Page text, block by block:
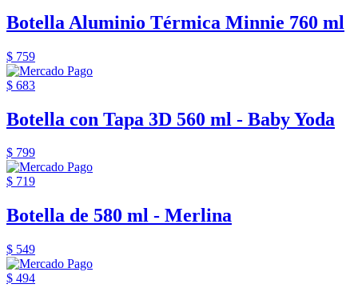
Botella Aluminio Térmica Minnie 760 ml
$ 759
$ 683
Botella con Tapa 3D 560 ml - Baby Yoda
$ 799
$ 719
Botella de 580 ml - Merlina
$ 549
$ 494